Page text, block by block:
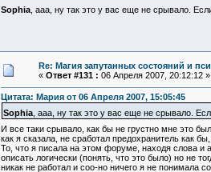
Sophia, ааа, ну так это у вас еще не срывало.
Re: Магия запутанных состояний и
« Ответ #131 : 06 Апреля 2007, 20:12:12 »
Цитата: Мария от 06 Апреля 2007, 15:05:45
Sophia, ааа, ну так это у вас еще не срывало.
И все таки срывало, как бы не грустно мне это
как я сказала, не сработал предохранитель как
То, что я писала на этом форуме, находя слова и
описать логически (понять, что это было) но не
никак не работал и соо-но ничего я не понимала